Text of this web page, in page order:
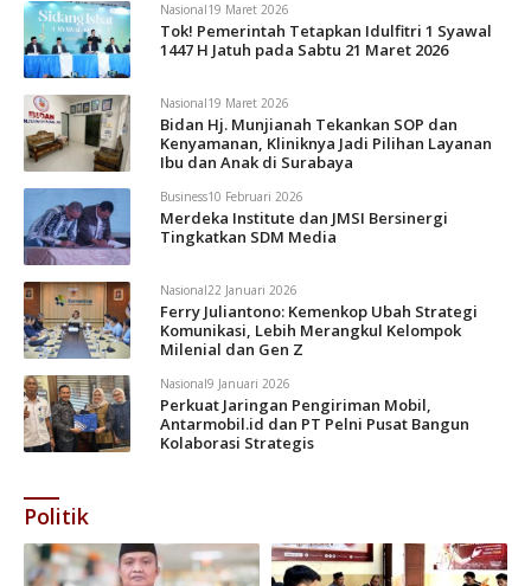
Nasional19 Maret 2026
Tok! Pemerintah Tetapkan Idulfitri 1 Syawal
1447 H Jatuh pada Sabtu 21 Maret 2026
Nasional19 Maret 2026
Bidan Hj. Munjianah Tekankan SOP dan
Kenyamanan, Kliniknya Jadi Pilihan Layanan
Ibu dan Anak di Surabaya
Business10 Februari 2026
Merdeka Institute dan JMSI Bersinergi
Tingkatkan SDM Media
Nasional22 Januari 2026
Ferry Juliantono: Kemenkop Ubah Strategi
Komunikasi, Lebih Merangkul Kelompok
Milenial dan Gen Z
Nasional9 Januari 2026
Perkuat Jaringan Pengiriman Mobil,
Antarmobil.id dan PT Pelni Pusat Bangun
Kolaborasi Strategis
Politik